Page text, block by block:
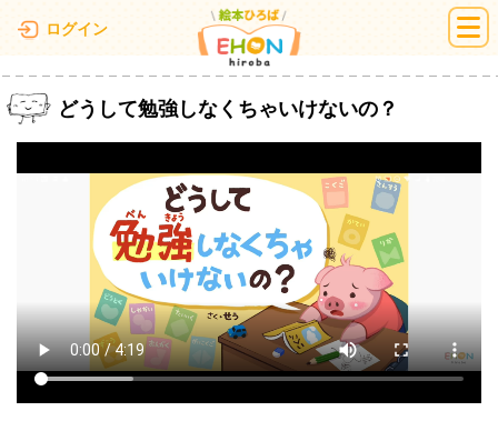
ログイン 絵本ひろば
どうして勉強しなくちゃいけないの？